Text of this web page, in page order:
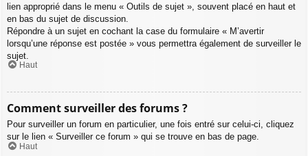
lien approprié dans le menu « Outils de sujet », souvent placé en haut et
en bas du sujet de discussion.
Répondre à un sujet en cochant la case du formulaire « M’avertir
lorsqu’une réponse est postée » vous permettra également de surveiller le
sujet.
Haut
Comment surveiller des forums ?
Pour surveiller un forum en particulier, une fois entré sur celui-ci, cliquez
sur le lien « Surveiller ce forum » qui se trouve en bas de page.
Haut